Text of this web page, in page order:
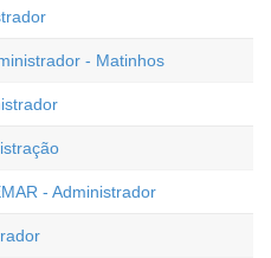
- Matinhos
- Administrador